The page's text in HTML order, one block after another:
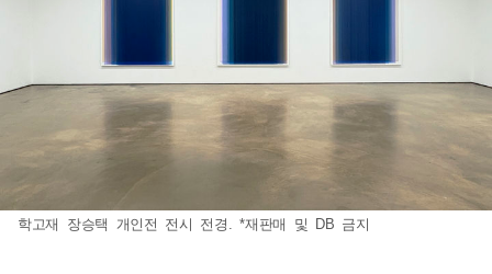
학고재 장승택 개인전 전시 전경. *재판매 및 DB 금지